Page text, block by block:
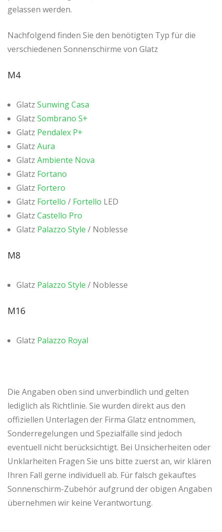
gelassen werden.
Nachfolgend finden Sie den benötigten Typ für die
verschiedenen Sonnenschirme von Glatz
M4
Glatz Sunwing Casa
Glatz Sombrano S+
Glatz Pendalex P+
Glatz Aura
Glatz Ambiente Nova
Glatz Fortano
Glatz Fortero
Glatz Fortello / Fortello LED
Glatz Castello Pro
Glatz Palazzo Style / Noblesse
M8
Glatz Palazzo Style / Noblesse
M16
Glatz Palazzo Royal
Die Angaben oben sind unverbindlich und gelten
lediglich als Richtlinie. Sie wurden direkt aus den
offiziellen Unterlagen der Firma Glatz entnommen,
Sonderregelungen und Spezialfälle sind jedoch
eventuell nicht berücksichtigt. Bei Unsicherheiten oder
Unklarheiten Fragen Sie uns bitte zuerst an, wir klären
Ihren Fall gerne individuell ab. Für falsch gekauftes
Sonnenschirm-Zubehör aufgrund der obigen Angaben
übernehmen wir keine Verantwortung.